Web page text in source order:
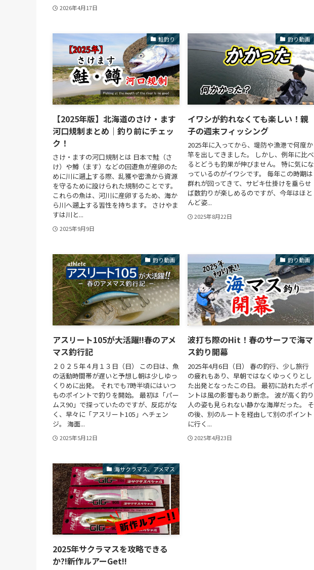
2026年4月17日
鮭釣り
【2025年版】北海道のさけ・ます
河口規制まとめ｜釣り前にチェッ
ク！
さけ・ますの河口規制とは 日本で鮭（さ
け）や鱒（ます）などの回遊魚が産卵のた
めに川に遡上する際、乱獲や密漁から資源
を守るために設けられた規制のことです。
これらの魚は、河川に産卵するため、海か
ら川へ遡上する習性を持ちます。 さけやま
すは川と...
2025年9月9日
釣り動画
イワシが釣れなくても楽しい！親
子の週末フィッシング
2025年に入ってから、堤防や漁港で何度か
竿を出してきました。 しかし、例年に比べ
るとどうも釣果が伸びません。 特に気にな
っているのがイワシです。 毎年この時期は
群れが回ってきて、サビキ仕掛けを垂らせ
ば数釣りが楽しめるのですが、今年はほと
んど姿...
2025年8月22日
釣り動画
アスリート105が大活躍!!春のアメ
マス釣行記
２０２５年４月１３日（日） この日は、魚
の活動時間帯が遅いと予想し朝は少しゆっ
くりめに出発。 それでも7時半頃にはいつ
ものポイントで釣りを開始。 最初は「パー
ムス90」で探っていたのですが、反応がな
く、早々に「アスリート105」へチェン
ジ。 海面...
2025年5月12日
釣り動画
波打ち際のHit！春のサーフで海マ
ス釣り開幕
2025年4月6日（日） 春の釣行、少し旅行
の疲れもあり、早朝ではなくゆっくりとし
た出発となったこの日。 最初に訪れたポイ
ントは風の影響もあり断念。 波が高く釣り
人の姿も見られない静かな海岸だった。 そ
の後、別のルートを経由して別のポイント
に行く...
2025年4月23日
海サクラマス、アメマス
2025年サクラマスを攻略できる
か?!新作ルアーGet!!